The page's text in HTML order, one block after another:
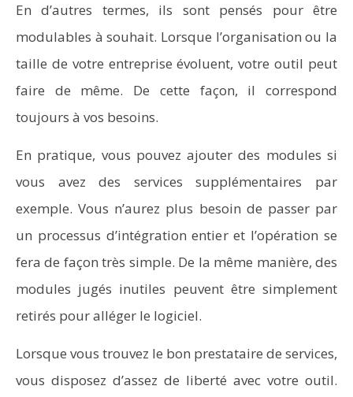
En d’autres termes, ils sont pensés pour être
modulables à souhait. Lorsque l’organisation ou la
taille de votre entreprise évoluent, votre outil peut
faire de même. De cette façon, il correspond
toujours à vos besoins.
En pratique, vous pouvez ajouter des modules si
vous avez des services supplémentaires par
exemple. Vous n’aurez plus besoin de passer par
un processus d’intégration entier et l’opération se
fera de façon très simple. De la même manière, des
modules jugés inutiles peuvent être simplement
retirés pour alléger le logiciel.
Lorsque vous trouvez le bon prestataire de services,
vous disposez d’assez de liberté avec votre outil.